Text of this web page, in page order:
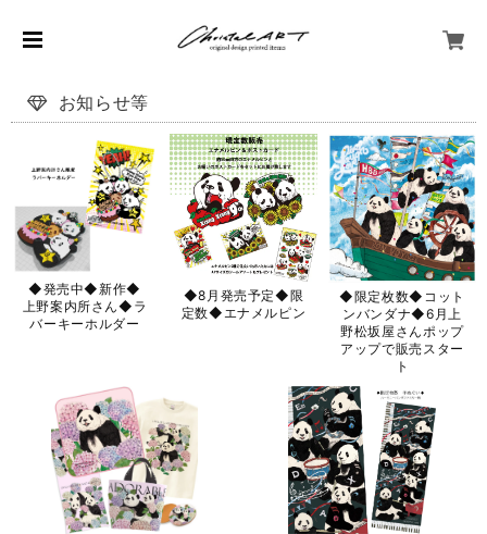
お知らせ等
◆発売中◆新作◆
上野案内所さん◆ラ
バーキーホルダー
◆8月発売予定◆限
定数◆エナメルピン
◆限定枚数◆コット
ンバンダナ◆6月上
野松坂屋さんポップ
アップで販売スター
ト